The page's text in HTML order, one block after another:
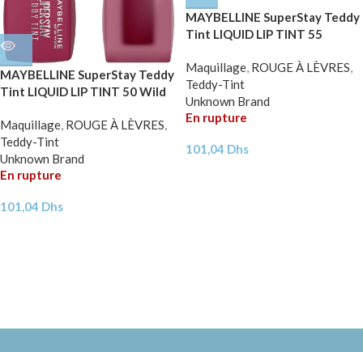
MAYBELLINE SuperStay Teddy
Tint LIQUID LIP TINT 50 Wild
Maquillage ROUGE À LÈVRES
Teddy-Tint
Unknown Brand
En rupture
101,04 Dhs
MAYBELLINE SuperStay Teddy
Tint LIQUID LIP TINT 55
Maquillage, ROUGE À LÈVRES,
Teddy-Tint
Unknown Brand
En rupture
101,04 Dhs